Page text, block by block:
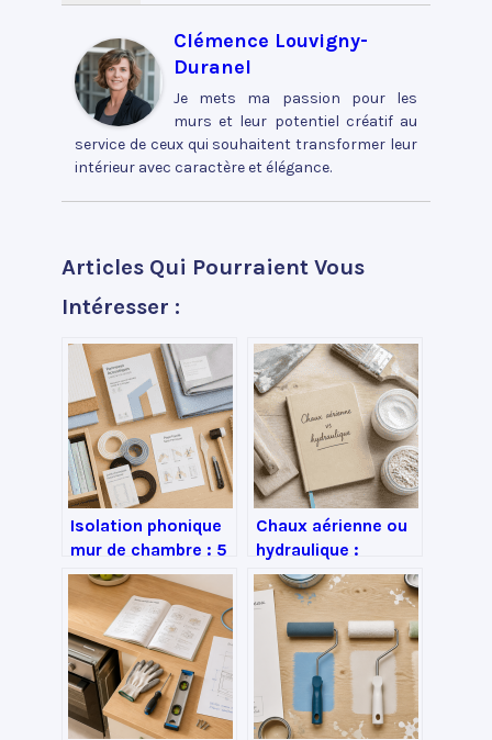
Clémence Louvigny-
Duranel
Je mets ma passion pour les
murs et leur potentiel créatif au
service de ceux qui souhaitent transformer leur
intérieur avec caractère et élégance.
Articles Qui Pourraient Vous
Intéresser :
Isolation phonique
mur de chambre : 5
solutions efficaces
sans travaux ni
perceuse
Chaux aérienne ou
hydraulique :
comment choisir
pour préserver vos
murs et éviter les
fissures ?